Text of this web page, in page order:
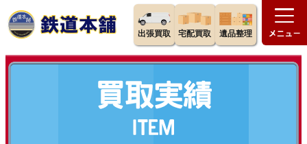
出張買取 宅配買取 遺品整理